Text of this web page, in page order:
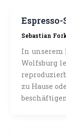
Sebastian
In unserem
Wolfsburg
zu Hause